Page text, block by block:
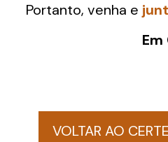
Portanto, venha e
VOLTAR AO